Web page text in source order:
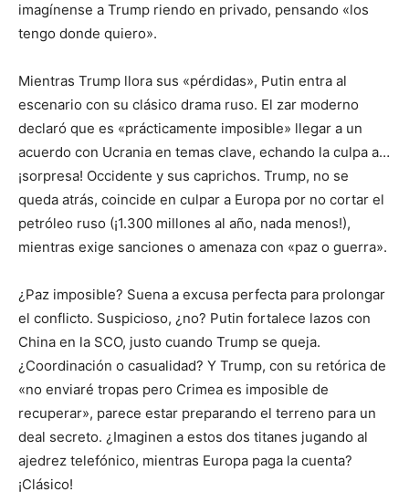
imagínense a Trump riendo en privado, pensando «los
tengo donde quiero».
Mientras Trump llora sus «pérdidas», Putin entra al
escenario con su clásico drama ruso. El zar moderno
declaró que es «prácticamente imposible» llegar a un
acuerdo con Ucrania en temas clave, echando la culpa a…
¡sorpresa! Occidente y sus caprichos. Trump, no se
queda atrás, coincide en culpar a Europa por no cortar el
petróleo ruso (¡1.300 millones al año, nada menos!),
mientras exige sanciones o amenaza con «paz o guerra».
¿Paz imposible? Suena a excusa perfecta para prolongar
el conflicto. Suspicioso, ¿no? Putin fortalece lazos con
China en la SCO, justo cuando Trump se queja.
¿Coordinación o casualidad? Y Trump, con su retórica de
«no enviaré tropas pero Crimea es imposible de
recuperar», parece estar preparando el terreno para un
deal secreto. ¿Imaginen a estos dos titanes jugando al
ajedrez telefónico, mientras Europa paga la cuenta?
¡Clásico!